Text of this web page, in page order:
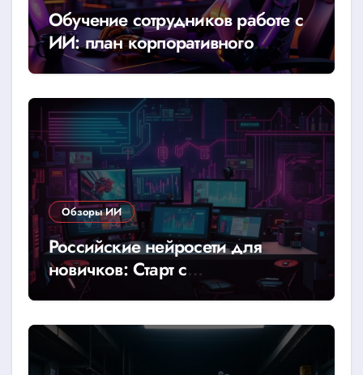
Обучение сотрудников работе с
ИИ: план корпоративного
тренинга
Обзоры ИИ
Российские нейросети для
новичков: Старт с
YandexGPT/GigaChat